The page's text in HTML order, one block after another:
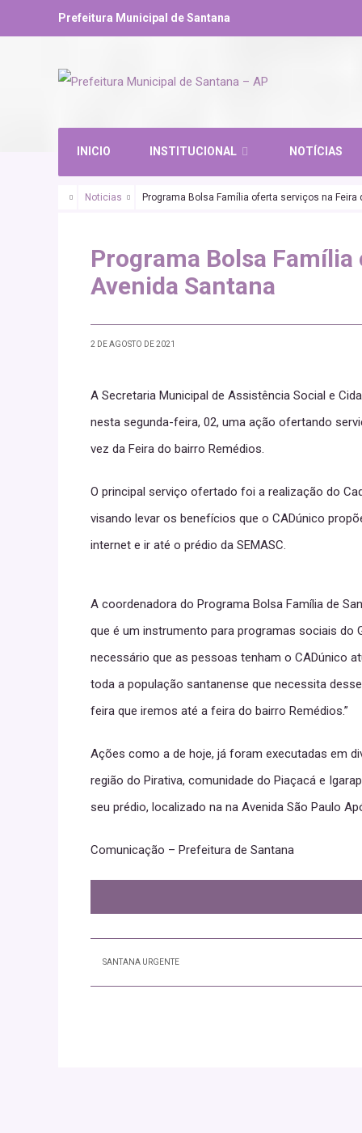
Prefeitura Municipal de Santana
INICIO INSTITUCIONAL NOTÍCIAS
Noticias Programa Bolsa Família oferta serviços na Feira
Programa Bolsa
Avenida Santana
2 DE AGOSTO DE 2021
A Secretaria Municipal de Assistência Social e
nesta segunda-feira, 02, uma ação ofertando
vez da Feira do bairro Remédios.
O principal serviço ofertado foi a realização do
visando levar os benefícios que o CADúnico
internet e ir até o prédio da SEMASC.
A coordenadora do Programa Bolsa Família de
que é um instrumento para programas sociais do
necessário que as pessoas tenham o CADúnico
toda a população santanense que necessita
feira que iremos até a feira do bairro Remédios.”
Ações como a de hoje, já foram executadas em
região do Pirativa, comunidade do Piaçacá e
seu prédio, localizado na na Avenida São Paulo
Comunicação – Prefeitura de Santana
SANTANA URGENTE